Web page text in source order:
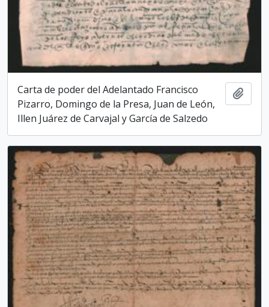
Carta de poder del Adelantado Francisco
Pizarro, Domingo de la Presa, Juan de León,
Illen Juárez de Carvajal y García de Salzedo